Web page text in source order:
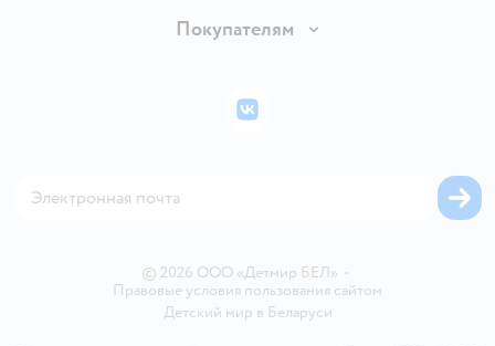
Правила продажи
Политика использования файлов cookie
Вакансии
Покупателям
Бонусные карты
© 2026 ООО «Детмир БЕЛ» •
Правовые условия пользования сайтом
Детский мир в Беларуси
ВКонтакте